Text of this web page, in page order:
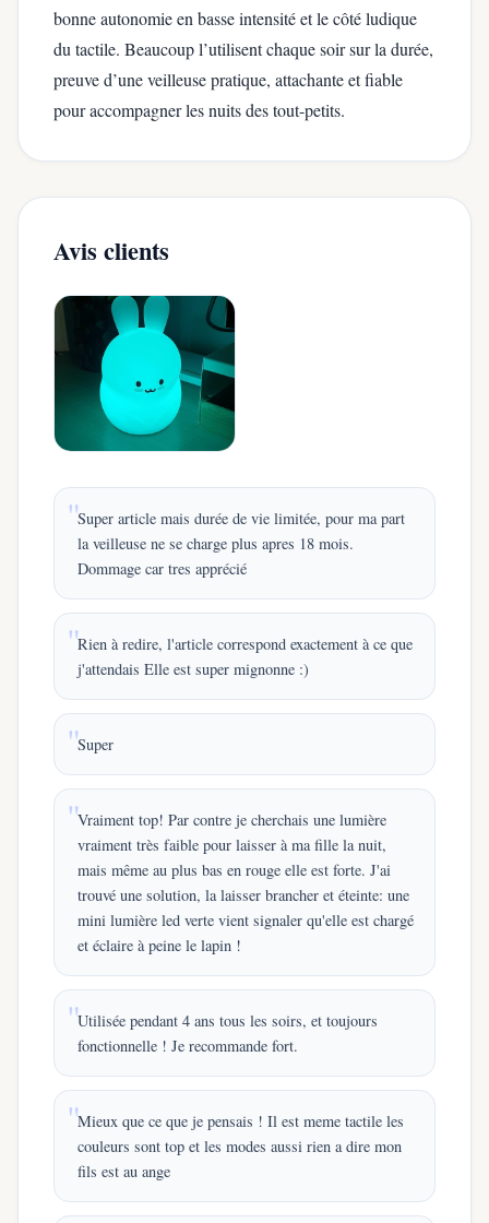
bonne autonomie en basse intensité et le côté ludique
du tactile. Beaucoup l’utilisent chaque soir sur la durée,
preuve d’une veilleuse pratique, attachante et fiable
pour accompagner les nuits des tout-petits.
Avis clients
Super article mais durée de vie limitée, pour ma part
la veilleuse ne se charge plus apres 18 mois.
Dommage car tres apprécié
Rien à redire, l'article correspond exactement à ce que
j'attendais Elle est super mignonne :)
Super
Vraiment top! Par contre je cherchais une lumière
vraiment très faible pour laisser à ma fille la nuit,
mais même au plus bas en rouge elle est forte. J'ai
trouvé une solution, la laisser brancher et éteinte: une
mini lumière led verte vient signaler qu'elle est chargé
et éclaire à peine le lapin !
Utilisée pendant 4 ans tous les soirs, et toujours
fonctionnelle ! Je recommande fort.
Mieux que ce que je pensais ! Il est meme tactile les
couleurs sont top et les modes aussi rien a dire mon
fils est au ange